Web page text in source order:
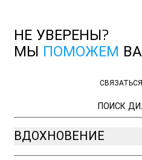
НЕ УВЕРЕНЫ?
МЫ
ПОМОЖЕМ
ПОИСК
ВДОХНОВЕНИЕ